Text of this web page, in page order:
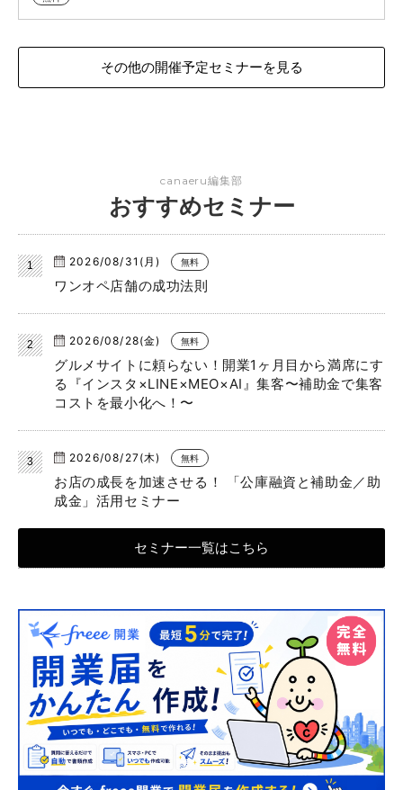
その他の開催予定セミナーを見る
canaeru編集部
おすすめセミナー
2026/08/31(月) 無料
ワンオペ店舗の成功法則
2026/08/28(金) 無料
グルメサイトに頼らない！開業1ヶ月目から満席にす
る『インスタ×LINE×MEO×AI』集客〜補助金で集客
コストを最小化へ！〜
2026/08/27(木) 無料
お店の成長を加速させる！ 「公庫融資と補助金／助
成金」活用セミナー
セミナー一覧はこちら